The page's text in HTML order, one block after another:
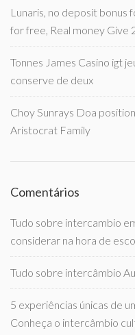
Lunaris, no deposit bonus
for free, Real money Give
Tonnes James Casino igt
conserve de deux
Choy Sunrays Doa
Aristocrat Family
Comentários
Tudo sobre intercambio
considerar na hora de
Tudo sobre intercâmbio
5 experiências únicas de
Conheça o intercâmbio